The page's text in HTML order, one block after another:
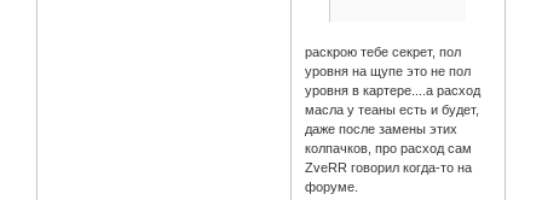
раскрою тебе секрет, пол
уровня на щупе это не пол
уровня в картере....а расход
масла у теаны есть и будет,
даже после замены этих
колпачков, про расход сам
ZveRR говорил когда-то на
форуме.